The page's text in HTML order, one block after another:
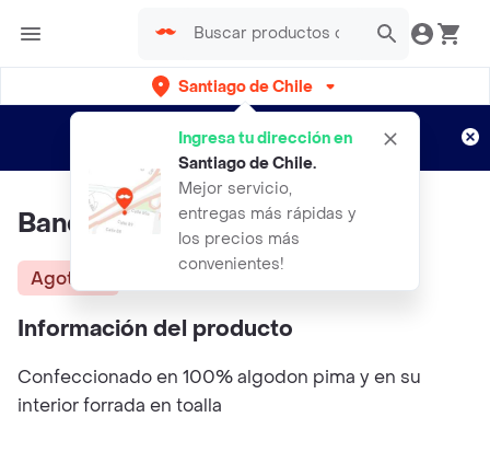
Santiago de Chile
Ingresa tu dirección en
Santiago de Chile.
Mejor servicio,
entregas más rápidas y
los precios más
convenientes!
envíos gratis por semanas
Aplican TyC
Bandana Dinos Caramel U
Agotado
Información del producto
Confeccionado en 100% algodon pima y en su
interior forrada en toalla